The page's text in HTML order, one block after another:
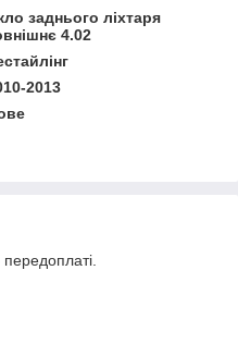
заднього ліхтаря
4.02
2013